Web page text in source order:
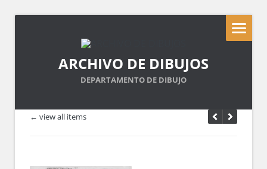
ARCHIVO DE DIBUJOS
DEPARTAMENTO DE DIBUJO
← view all items